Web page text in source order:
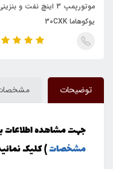
موتورپمپ 3 اینچ نفت و
یوکوهاما 30CXK
توضیحات
جهت مشاهده اطلاعات
مشخصات) کلیک